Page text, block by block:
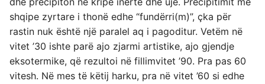
shqipe zyrtare i thonë edhe “fundërri(m)”, çka për
rastin nuk është një paralel aq i pagoditur. Vetëm në
vitet ’30 ishte parë ajo zjarmi artistike, ajo gjendje
eksotermike, që rezultoi në fillimvitet ’90. Pra pas 60
vitesh. Në mes të këtij harku, pra në vitet ’60 si edhe